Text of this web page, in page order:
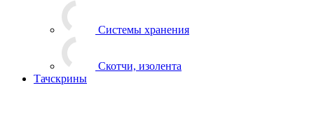
Системы хранения
Скотчи, изолента
Тачскрины